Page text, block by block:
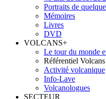
Portraits de
Mémoires
Livres
DVD
VOLCANS+
Le tour du monde
Référentiel Volcans
Activité volcanique
Info-Lave
Volcanologues
SECTEUR